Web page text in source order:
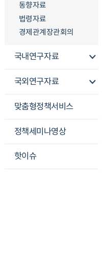
동향자료
법령자료
경제관계장관회의
국내연구자료
국외연구자료
맞춤형정책서비스
정책세미나영상
핫이슈